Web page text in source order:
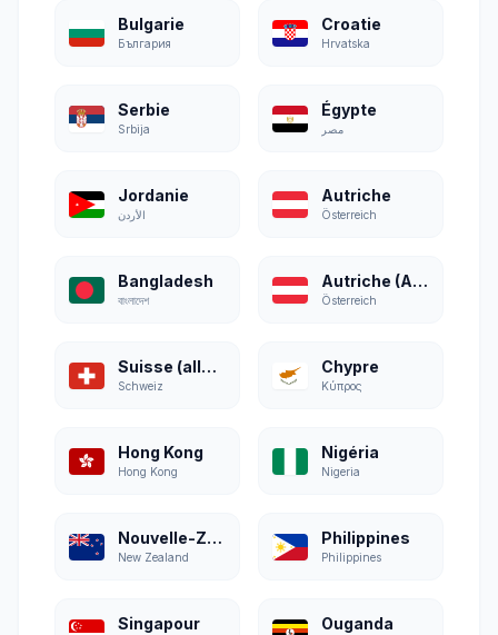
Bulgarie
България
Croatie
Hrvatska
Serbie
Srbija
Égypte
مصر
Jordanie
الأردن
Autriche
Österreich
Bangladesh
বাংলাদেশ
Autriche (Allemand)
Österreich
Suisse (allemand)
Schweiz
Chypre
Κύπρος
Hong Kong
Hong Kong
Nigéria
Nigeria
Nouvelle-Zélande
New Zealand
Philippines
Philippines
Singapour Ouganda